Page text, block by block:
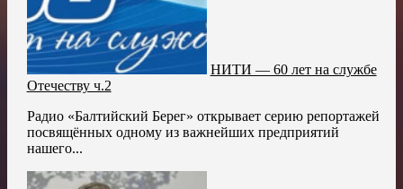
НИТИ — 60 лет на службе
Отечеству ч.2
Радио «Балтийский Берег» открывает серию репортажей
посвящённых одному из важнейших предприятий
нашего...